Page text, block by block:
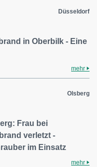
Düsseldorf
in Oberbilk - Eine
mehr
Olsberg
Frau bei
verletzt -
im Einsatz
mehr